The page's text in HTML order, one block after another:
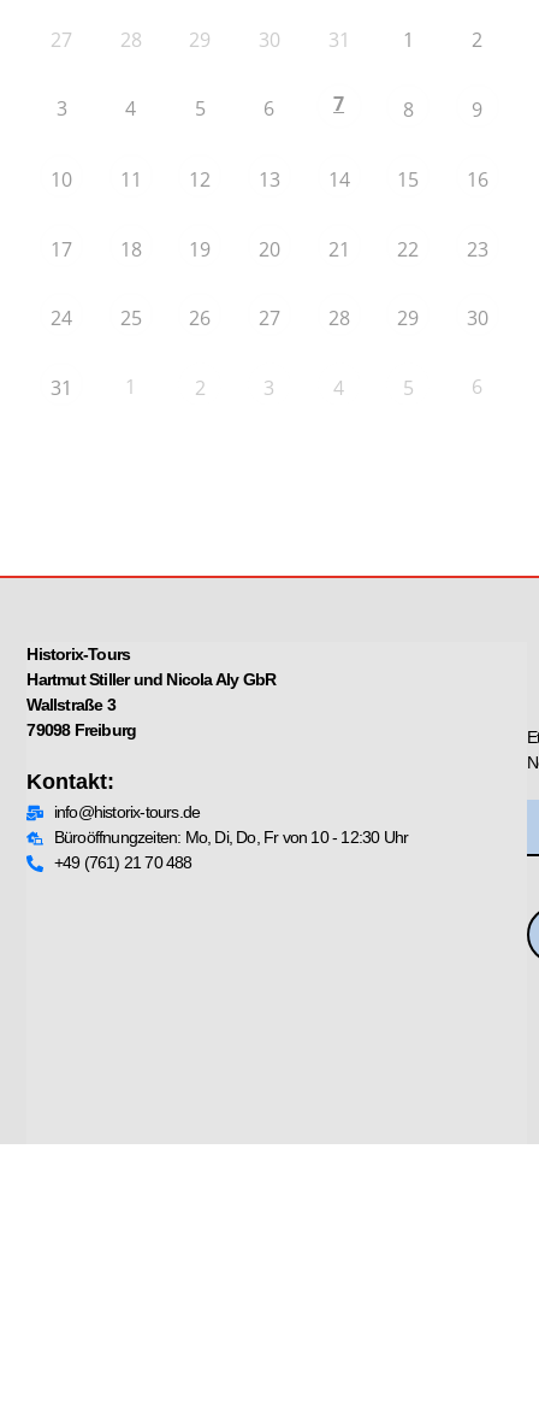
27 28 29 30 31 1 2
3 4 5 6 7 8 9
10 11 12 13 14 15 16
17 18 19 20 21 22 23
24 25 26 27 28 29 30
31 1 2 3 4 5 6
Historix-Tours
Hartmut Stiller und Nicola Aly GbR
Wallstraße 3
79098 Freiburg
Kontakt:
info@historix-tours.de
Büroöffnungzeiten: Mo, Di, Do, Fr von 10 - 12:30 Uhr
+49 (761) 21 70 488